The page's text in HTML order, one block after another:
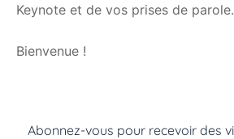
Keynote et de vos prises de parole.
Bienvenue !